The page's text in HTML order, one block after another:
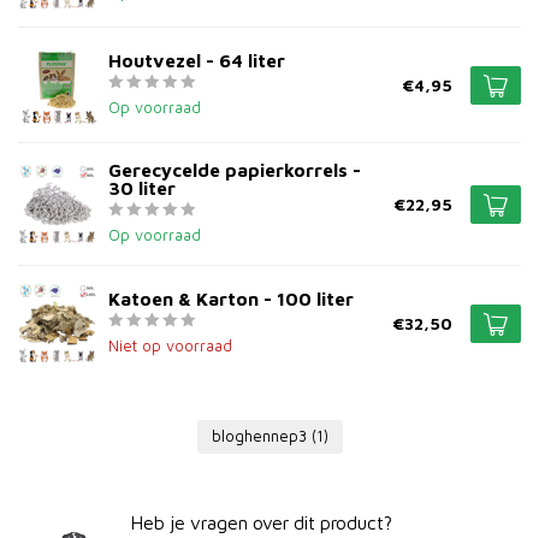
Houtvezel - 64 liter
Op voorraad
€4,95
Gerecycelde papierkorrels -
30 liter
Op voorraad
€22,95
Katoen & Karton - 100 liter
Niet op voorraad
€32,50
bloghennep3 (1)
Heb je vragen over dit product?